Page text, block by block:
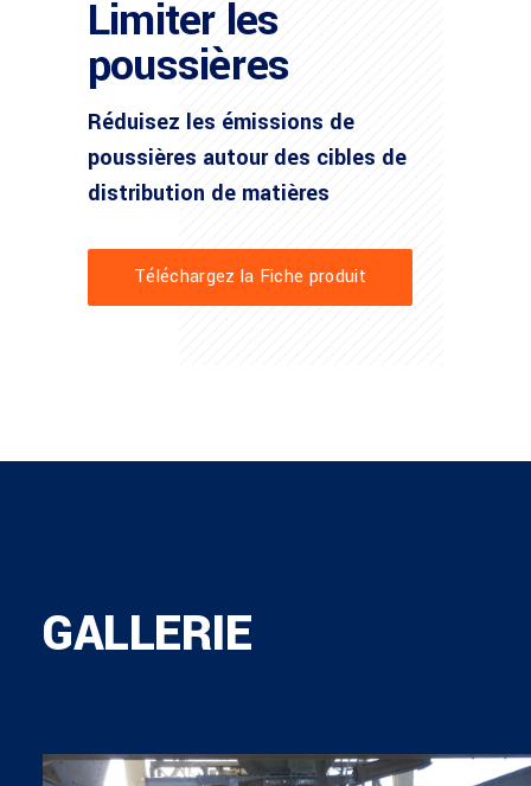
Limiter les
poussières
Réduisez les émissions de
poussières autour des cibles de
distribution de matières
Téléchargez la Fiche produit
GALLERIE